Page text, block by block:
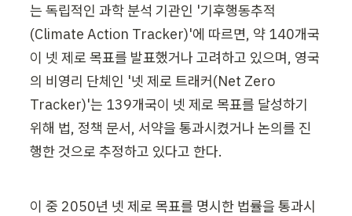
는 독립적인 과학 분석 기관인 '기후행동추적
(Climate Action Tracker)'에 따르면, 약 140개국
이 넷 제로 목표를 발표했거나 고려하고 있으며, 영국
의 비영리 단체인 '넷 제로 트래커(Net Zero
Tracker)'는 139개국이 넷 제로 목표를 달성하기
위해 법, 정책 문서, 서약을 통과시켰거나 논의를 진
행한 것으로 추정하고 있다고 한다.
이 중 2050년 넷 제로 목표를 명시한 법률을 통과시